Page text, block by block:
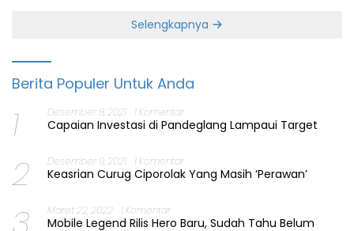
Selengkapnya
Berita Populer Untuk Anda
1 Desember 8, 2021 1 Komentar
Capaian Investasi di Pandeglang Lampaui Target
2 Desember 9, 2021 1 Komentar
Keasrian Curug Ciporolak Yang Masih ‘Perawan’
Maret 22, 2022 1 Komentar
Mobile Legend Rilis Hero Baru, Sudah Tahu Belum